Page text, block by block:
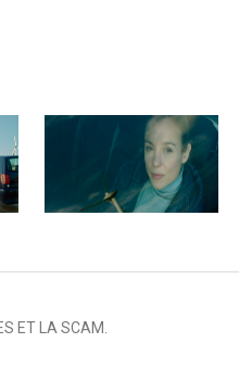
ET LA SCAM.